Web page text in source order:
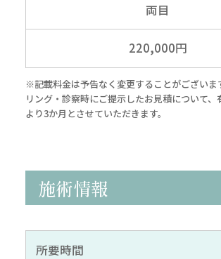
両目
220,000円
※記載料金は予告なく変更することがございま
リング・診察時にご提示したお見積について、
より3か月とさせていただきます。
施術情報
所要時間